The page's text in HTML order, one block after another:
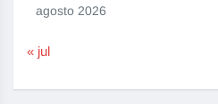
agosto 2026
« jul